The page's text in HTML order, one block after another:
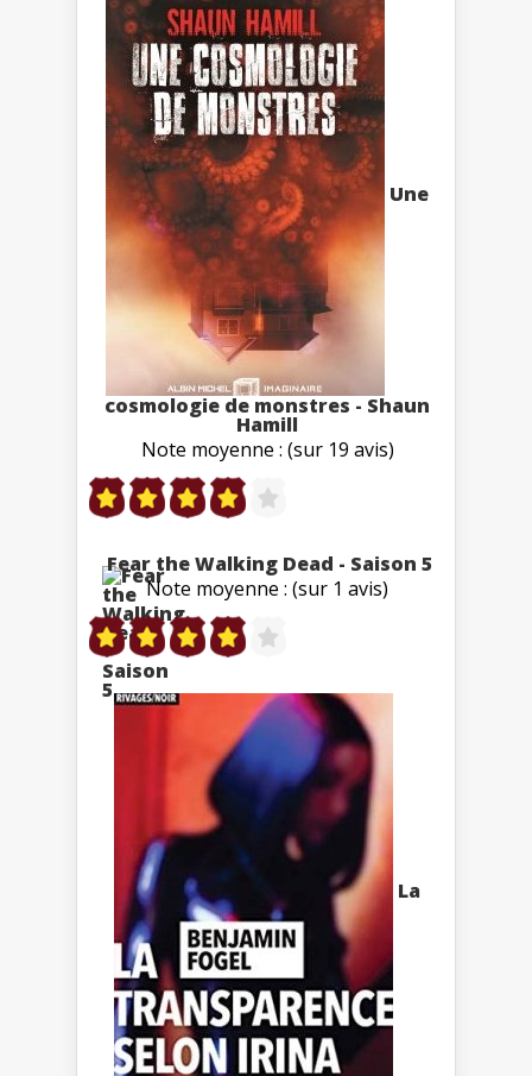
Une
cosmologie de monstres - Shaun
Hamill
Note moyenne : (sur 19 avis)
Fear the Walking Dead - Saison 5
Note moyenne : (sur 1 avis)
La